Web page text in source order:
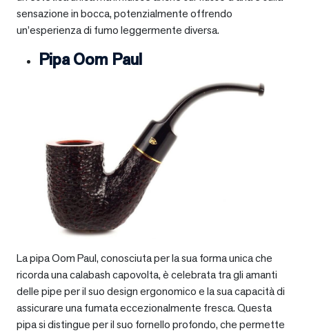
sensazione in bocca, potenzialmente offrendo
un’esperienza di fumo leggermente diversa.
Pipa Oom Paul
La pipa Oom Paul, conosciuta per la sua forma unica che
ricorda una calabash capovolta, è celebrata tra gli amanti
delle pipe per il suo design ergonomico e la sua capacità di
assicurare una fumata eccezionalmente fresca. Questa
pipa si distingue per il suo fornello profondo, che permette